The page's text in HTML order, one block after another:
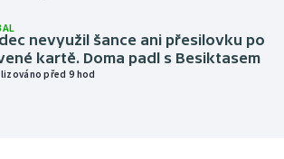
nevyužil šance ani přesilovku po
kartě. Doma padl s Besiktasem
před 9 hod